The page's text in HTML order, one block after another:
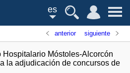
es
anterior siguiente
Móstoles-Alcorcón
la adjudicación de concursos de